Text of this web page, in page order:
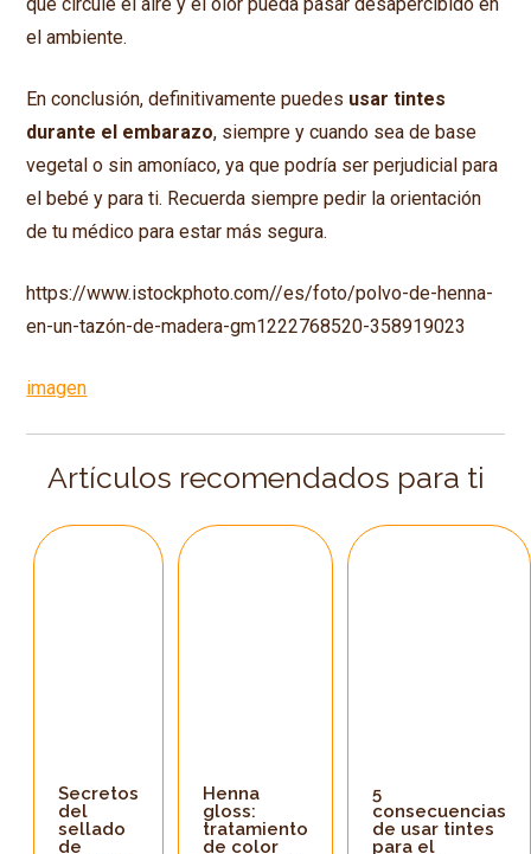
el ambiente.
En conclusión, definitivamente puedes usar tintes
durante el embarazo, siempre y cuando sea de base
vegetal o sin amoníaco, ya que podría ser perjudicial para
el bebé y para ti. Recuerda siempre pedir la orientación
de tu médico para estar más segura.
https://www.istockphoto.com//es/foto/polvo-de-henna-
en-un-tazón-de-madera-gm1222768520-358919023
imagen
Artículos recomendados para ti
Secretos
del
sellado
de
Henna
gloss:
tratamiento
de color
5
consecuencias
de usar tintes
para el